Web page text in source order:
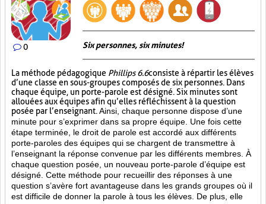
0 Six personnes, six minutes!
La méthode pédagogique Phillips 6.6consiste à répartir les élèves
d’une classe en sous-groupes composés de six personnes. Dans
chaque équipe, un porte-parole est désigné. Six minutes sont
allouées aux équipes afin qu’elles réfléchissent à la question
posée par l’enseignant. Ainsi, chaque personne dispose d’une
minute pour s’exprimer dans sa propre équipe. Une fois cette
étape terminée, le droit de parole est accordé aux différents
porte-paroles des équipes qui se chargent de transmettre à
l’enseignant la réponse convenue par les différents membres. À
chaque question posée, un nouveau porte-parole d’équipe est
désigné. Cette méthode pour recueillir des réponses à une
question s’avère fort avantageuse dans les grands groupes où il
est difficile de donner la parole à tous les élèves. De plus, elle